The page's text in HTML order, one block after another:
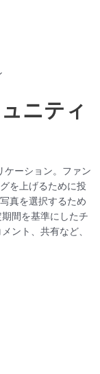
ニティ
ケーション。ファン
を上げるために投
真を選択するため
間を基準にしたチ
ント、共有など、